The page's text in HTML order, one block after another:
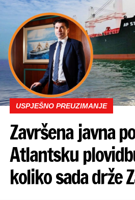
USPJEŠNO PREUZIMANJE
Završena javna
Atlantsku
koliko sada drže